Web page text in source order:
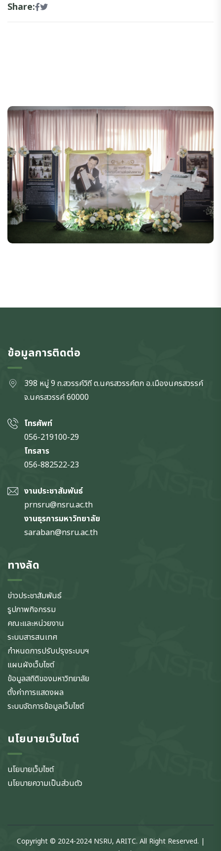
Share:
ข้อมูลการติดต่อ
398 หมู่ 9 ถ.สวรรค์วิถี ต.นครสวรรค์ตก อ.เมืองนครสวรรค์
จ.นครสวรรค์60000
โทรศัพท์
056-219100-29
โทรสาร
056-882522-23
งานประชาสัมพันธ์
prnsru@nsru.ac.th
งานธุรการมหาวิทยาลัย
saraban@nsru.ac.th
ทางลัด
ข่าวประชาสัมพันธ์
รูปภาพกิจกรรม
คณะและหน่วยงาน
ระบบสารสนเทศ
กำหนดการปรับปรุงระบบฯ
แผนผังเว็บไซต์
ข้อมูลสถิติของมหาวิทยาลัย
ตั้งค่าการแสดงผล
ระบบจัดการข้อมูลเว็บไซต์
นโยบายเว็บไซต์
นโยบายเว็บไซต์
นโยบายความเป็นส่วนตัว
Copyright © 2024-2024 NSRU, ARITC. All Right Reserved. |